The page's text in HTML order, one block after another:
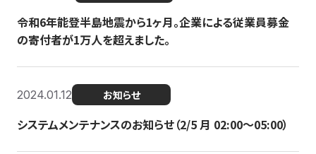
令和6年能登半島地震から1ヶ月。企業による従業員募金
の寄付者が1万人を超えました。
2024.01.12 お知らせ
システムメンテナンスのお知らせ（2/5 月 02:00〜05:00）